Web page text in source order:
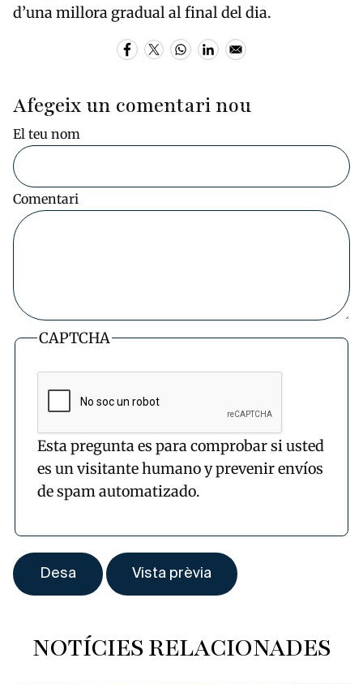
d’una millora gradual al final del dia.
Afegeix un comentari nou
El teu nom
Comentari
CAPTCHA
Esta pregunta es para comprobar si usted
es un visitante humano y prevenir envíos
de spam automatizado.
NOTÍCIES RELACIONADES